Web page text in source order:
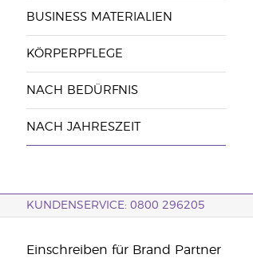
BUSINESS MATERIALIEN
KÖRPERPFLEGE
NACH BEDÜRFNIS
NACH JAHRESZEIT
KUNDENSERVICE: 0800 296205
Einschreiben für Brand Partner